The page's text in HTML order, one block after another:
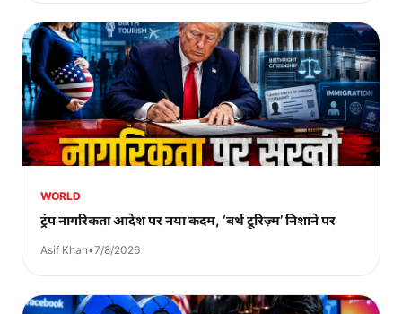
WORLD
ट्रंप नागरिकता आदेश पर नया कदम, ‘बर्थ टूरिज़्म’ निशाने पर
Asif Khan•7/8/2026